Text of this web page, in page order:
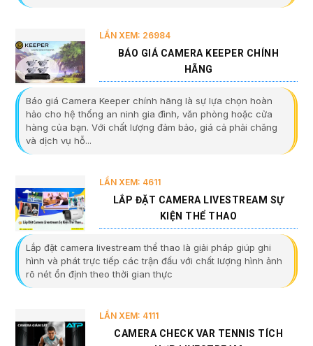
LẦN XEM: 26984
BÁO GIÁ CAMERA KEEPER CHÍNH
HÃNG
Báo giá Camera Keeper chính hãng là sự lựa chọn hoàn
hảo cho hệ thống an ninh gia đình, văn phòng hoặc cửa
hàng của bạn. Với chất lượng đảm bảo, giá cả phải chăng
và dịch vụ hỗ...
LẦN XEM: 4611
LẮP ĐẶT CAMERA LIVESTREAM SỰ
KIỆN THỂ THAO
Lắp đặt camera livestream thể thao là giải pháp giúp ghi
hình và phát trực tiếp các trận đấu với chất lượng hình ảnh
rõ nét ổn định theo thời gian thực
LẦN XEM: 4111
CAMERA CHECK VAR TENNIS TÍCH